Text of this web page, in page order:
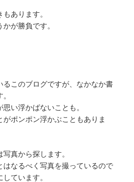
あります。
が勝負です。
るこのブログですが、なかなか書
い浮かばないことも。
ポンポン浮かぶこともありま
真から探します。
はなるべく写真を撮っているので
ています。